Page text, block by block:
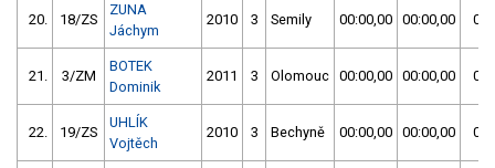
20. 18/ZS
ZUNA
Jáchym
2010 3 Semily 00:00,00 00:00,00
21. 3/ZM
BOTEK
Dominik
2011 3 Olomouc 00:00,00 00:00,00
22. 19/ZS
UHLÍK
Vojtěch
2010 3 Bechyně 00:00,00 00:00,00